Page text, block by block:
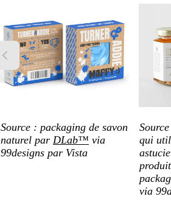
Source : packaging de savon
naturel par DLab™ via
99designs par Vista
qui
via